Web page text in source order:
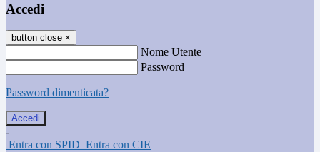
Accedi
button close ×
Nome Utente
Password
Password dimenticata?
-
Entra con SPID Entra con CIE